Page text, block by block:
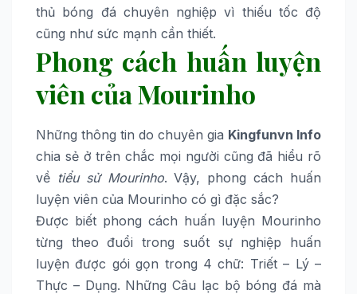
thủ bóng đá chuyên nghiệp vì thiếu tốc độ
cũng như sức mạnh cần thiết.
Phong cách huấn luyện
viên của Mourinho
Những thông tin do chuyên gia Kingfunvn Info
chia sẻ ở trên chắc mọi người cũng đã hiểu rõ
về tiểu sử Mourinho. Vậy, phong cách huấn
luyện viên của Mourinho có gì đặc sắc?
Được biết phong cách huấn luyện Mourinho
từng theo đuổi trong suốt sự nghiệp huấn
luyện được gói gọn trong 4 chữ: Triết – Lý –
Thực – Dụng. Những Câu lạc bộ bóng đá mà